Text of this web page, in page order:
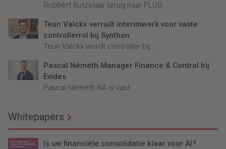
Robbert Butzelaar terug naar PLUS...
Teun Valckx verruilt interimwerk voor vaste
controllerrol bij Synthon
Teun Valckx wordt controller bij...
Pascal Németh Manager Finance & Control bij
Evides
Pascal Németh RA is vast...
Whitepapers
Is uw financiële consolidatie klaar voor AI?